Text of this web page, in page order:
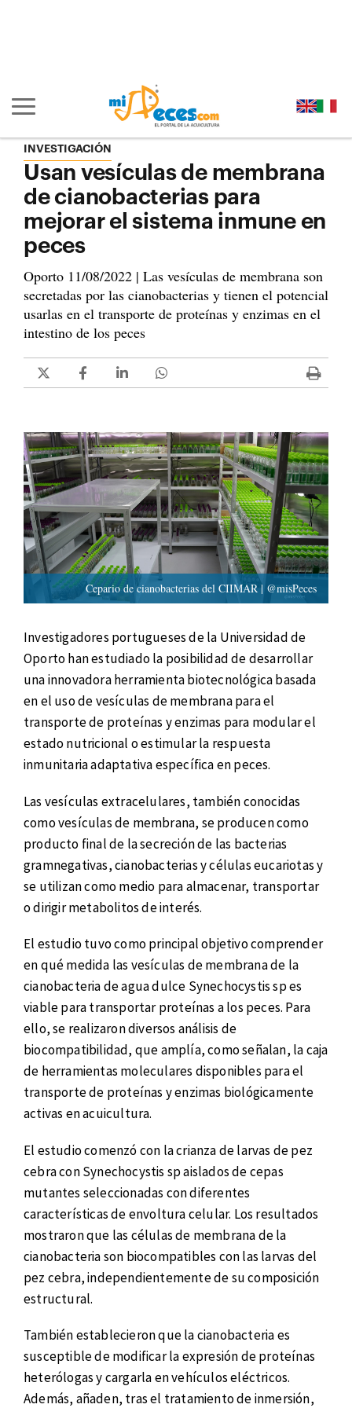
Mostrar/ocultar navegación principal
INVESTIGACIÓN
Usan vesículas de membrana
de cianobacterias para
mejorar el sistema inmune en
peces
Oporto 11/08/2022 | Las vesículas de membrana son
secretadas por las cianobacterias y tienen el potencial
usarlas en el transporte de proteínas y enzimas en el
intestino de los peces
Cepario de cianobacterias del CIIMAR | @misPeces
Investigadores portugueses de la Universidad de
Oporto han estudiado la posibilidad de desarrollar
una innovadora herramienta biotecnológica basada
en el uso de vesículas de membrana para el
transporte de proteínas y enzimas para modular el
estado nutricional o estimular la respuesta
inmunitaria adaptativa específica en peces.
Las vesículas extracelulares, también conocidas
como vesículas de membrana, se producen como
producto final de la secreción de las bacterias
gramnegativas, cianobacterias y células eucariotas y
se utilizan como medio para almacenar, transportar
o dirigir metabolitos de interés.
El estudio tuvo como principal objetivo comprender
en qué medida las vesículas de membrana de la
cianobacteria de agua dulce Synechocystis sp es
viable para transportar proteínas a los peces. Para
ello, se realizaron diversos análisis de
biocompatibilidad, que amplía, como señalan, la caja
de herramientas moleculares disponibles para el
transporte de proteínas y enzimas biológicamente
activas en acuicultura.
El estudio comenzó con la crianza de larvas de pez
cebra con Synechocystis sp aislados de cepas
mutantes seleccionadas con diferentes
características de envoltura celular. Los resultados
mostraron que las células de membrana de la
cianobacteria son biocompatibles con las larvas del
pez cebra, independientemente de su composición
estructural.
También establecieron que la cianobacteria es
susceptible de modificar la expresión de proteínas
heterólogas y cargarla en vehículos eléctricos.
Además, añaden, tras el tratamiento de inmersión,